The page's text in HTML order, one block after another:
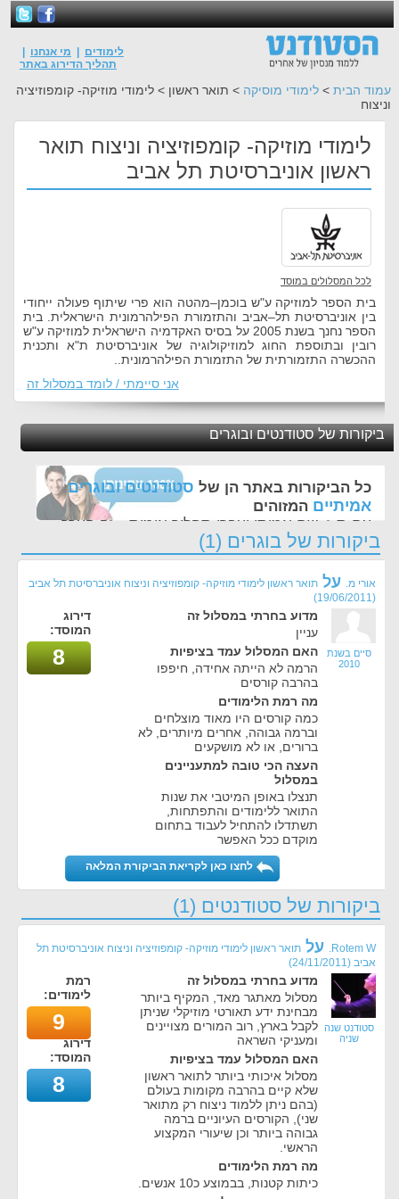
לימודים מי אנחנו
תהליך הדירוג באתר
עמוד הבית > לימודי מוסיקה > תואר ראשון > לימודי מוזיקה- קומפוזיציה
וניצוח
לימודי מוזיקה- קומפוזיציה וניצוח תואר
ראשון אוניברסיטת תל אביב
לכל המסלולים במוסד
בית הספר למוזיקה ע"ש בוכמן–מהטה הוא פרי שיתוף פעולה ייחודי
בין אוניברסיטת תל–אביב והתזמורת הפילהרמונית הישראלית. בית
הספר נחנך בשנת 2005 על בסיס האקדמיה הישראלית למוזיקה ע"ש
רובין ובתוספת החוג למוזיקולוגיה של אוניברסיטת ת"א ותכנית
ההכשרה התזמורתית של התזמורת הפילהרמונית..
אני סיימתי / לומד במסלול זה
ביקורות של סטודנטים ובוגרים
כל הביקורות באתר הן של סטודנטים ובוגרים
אמיתיים המזוהים
עם ת.ז, שם אמיתי ועברו תהליך אימות - זה הערך
החשוב לנו ביותר באתר
ביקורות של בוגרים (1)
אורי מ. על תואר ראשון לימודי מוזיקה- קומפוזיציה וניצוח אוניברסיטת תל אביב
(19/06/2011)
סיים בשנת
2010
מדוע בחרתי במסלול זה
עניין
האם המסלול עמד בציפיות
הרמה לא הייתה אחידה, חיפפו
בהרבה קורסים
מה רמת הלימודים
כמה קורסים היו מאוד מוצלחים
וברמה גבוהה, אחרים מיותרים, לא
ברורים, או לא מושקעים
העצה הכי טובה למתעניינים
במסלול
תנצלו באופן המיטבי את שנות
התואר ללימודים והתפתחות,
תשתדלו להתחיל לעבוד בתחום
מוקדם ככל האפשר
דירוג
המוסד:
8
לחצו כאן לקריאת הביקורת המלאה
ביקורות של סטודנטים (1)
Rotem W. על תואר ראשון לימודי מוזיקה- קומפוזיציה וניצוח אוניברסיטת תל
אביב (
24/11/2011
)
סטודנט שנה
שניה
מדוע בחרתי במסלול זה
מסלול מאתגר מאד, המקיף ביותר
מבחינת ידע תאורטי מוזיקלי שניתן
לקבל בארץ, רוב המורים מצויינים
ומעניקי השראה
האם המסלול עמד בציפיות
מסלול איכותי ביותר לתואר ראשון
שלא קיים בהרבה מקומות בעולם
(בהם ניתן ללמוד ניצוח רק מתואר
שני), הקורסים העיוניים ברמה
גבוהה ביותר וכן שיעורי המקצוע
הראשי.
מה רמת הלימודים
כיתות קטנות, בבמוצע כ10 אנשים.
רמת
לימודים:
9
דירוג
המוסד:
8